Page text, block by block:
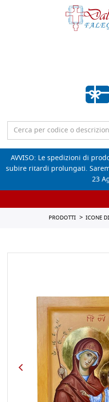
AVVISO: Le spedizioni di
subire ritardi prolungati.
23
PRODOTTI ICONE